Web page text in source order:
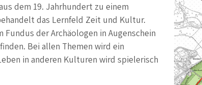
dem 19. Jahrhundert zu einem
das Lernfeld Zeit und Kultur.
der Archäologen in Augenschein
Bei allen Themen wird ein
in anderen Kulturen wird spielerisch